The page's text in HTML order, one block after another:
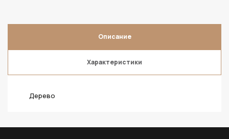
Описание
Характеристики
Дерево